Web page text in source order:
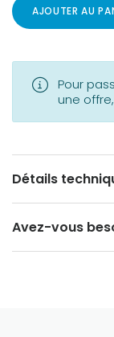
AJOUTER AU
Pour
une
Détails
Avez-vous